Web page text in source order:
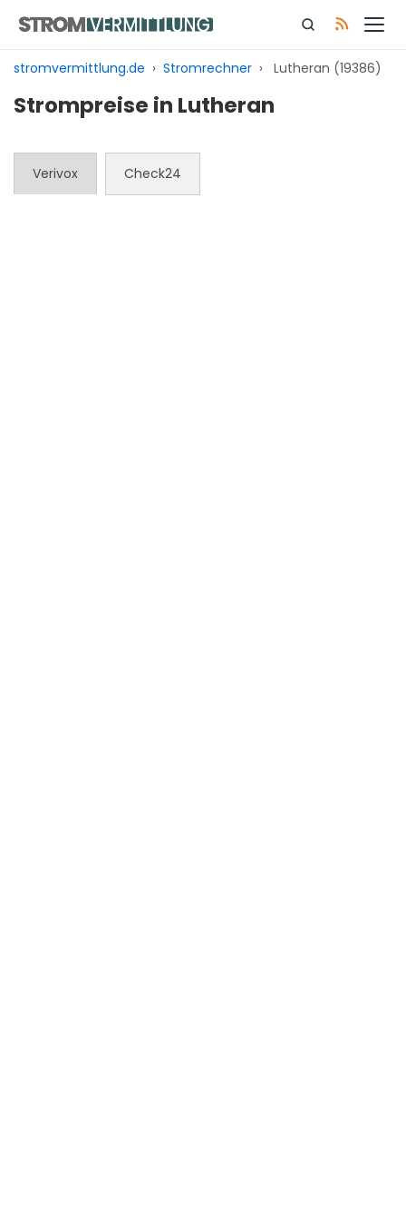
Inhalt
springen
stromvermittlung.de › Stromrechner › Lutheran (19386)
Strompreise in Lutheran
Verivox Check24